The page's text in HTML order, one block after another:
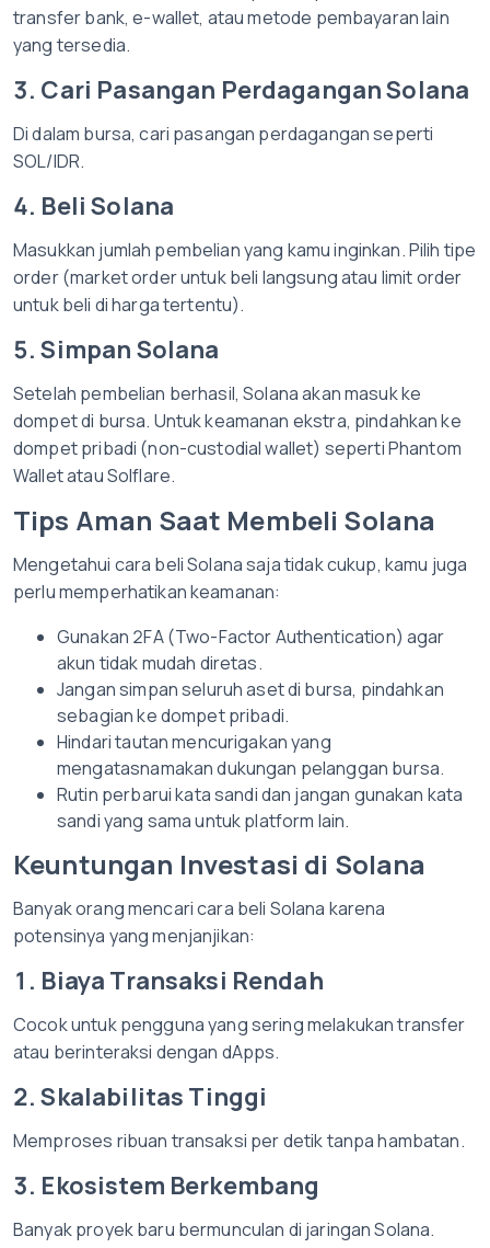
transfer bank, e-wallet, atau metode pembayaran lain
yang tersedia.
3. Cari Pasangan Perdagangan Solana
Di dalam bursa, cari pasangan perdagangan seperti
SOL/IDR.
4. Beli Solana
Masukkan jumlah pembelian yang kamu inginkan. Pilih tipe
order (market order untuk beli langsung atau limit order
untuk beli di harga tertentu).
5. Simpan Solana
Setelah pembelian berhasil, Solana akan masuk ke
dompet di bursa. Untuk keamanan ekstra, pindahkan ke
dompet pribadi (non-custodial wallet) seperti Phantom
Wallet atau Solflare.
Tips Aman Saat Membeli Solana
Mengetahui cara beli Solana saja tidak cukup, kamu juga
perlu memperhatikan keamanan:
Gunakan 2FA (Two-Factor Authentication) agar
akun tidak mudah diretas.
Jangan simpan seluruh aset di bursa, pindahkan
sebagian ke dompet pribadi.
Hindari tautan mencurigakan yang
mengatasnamakan dukungan pelanggan bursa.
Rutin perbarui kata sandi dan jangan gunakan kata
sandi yang sama untuk platform lain.
Keuntungan Investasi di Solana
Banyak orang mencari cara beli Solana karena
potensinya yang menjanjikan:
1. Biaya Transaksi Rendah
Cocok untuk pengguna yang sering melakukan transfer
atau berinteraksi dengan dApps.
2. Skalabilitas Tinggi
Memproses ribuan transaksi per detik tanpa hambatan.
3. Ekosistem Berkembang
Banyak proyek baru bermunculan di jaringan Solana.